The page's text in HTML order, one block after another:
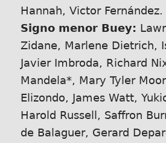
Hannah, Victor Fernández.
Signo menor Buey:
Zidane, Marlene Dietrich,
Javier Imbroda, Richard
Mandela*, Mary Tyler
Elizondo, James Watt,
Harold Russell, Saffron
de Balaguer, Gerard